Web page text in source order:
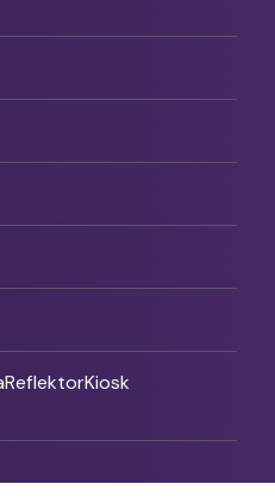
ReflektorKiosk